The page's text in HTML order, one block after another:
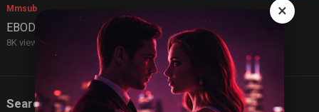
Mmsub
EBOD 405 (mmsub)
8K views 2 years ago
Search
×